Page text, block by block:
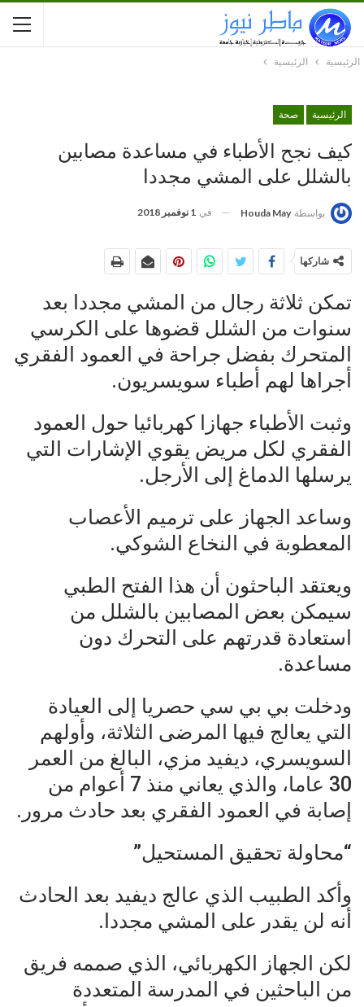
الرئيسية الرئيسية
الرئيسية صحة
كيف نجح الأطباء في مساعدة مصابين
بالشلل على المشي مجددا
بواسطة Houda May في 1 نوفمبر 2018
شاركها
تمكن ثلاثة رجال من المشي مجددا بعد
سنوات من الشلل قضوها على الكرسي
المتحرك بفضل جراحة في العمود الفقري
أجراها لهم أطباء سويسريون.
وثبت الأطباء جهازا كهربائيا حول العمود
الفقري لكل مريض يقوي الإشارات التي
يرسلها الدماغ إلى الأرجل.
وساعد الجهاز على ترميم الأعصاب
المعطوبة في النخاع الشوكي.
ويعتقد الباحثون أن هذا الفتح الطبي
سيمكن بعض المصابين بالشلل من
استعادة قدرتهم على التحرك دون
مساعدة.
ودخلت بي بي سي حصريا إلى العيادة
التي يعالج فيها المرضى الثلاثة، وأولهم
السويسري، ديفيد مزي، البالغ من العمر
30 عاما، والذي يعاني منذ 7 أعوام من
إصابة في العمود الفقري بعد حادث مرور.
“محاولة تحقيق المستحيل”
وأكد الطبيب الذي عالج ديفيد بعد الحادث
أنه لن يقدر على المشي مجددا.
لكن الجهاز الكهربائي، الذي صممه فريق
من الباحثين في المدرسة المتعددة